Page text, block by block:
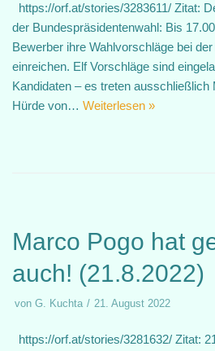
https://orf.at/stories/3283611/ Zitat:
der Bundespräsidentenwahl: Bis
Bewerber ihre Wahlvorschläge bei
einreichen. Elf Vorschläge sind
Kandidaten – es treten ausschließlich
Hürde von… Weiterlesen »
Marco Pogo hat
auch! (21.8.2022)
von G. Kuchta 21. August 2022
https://orf.at/stories/3281632/ Zitat: